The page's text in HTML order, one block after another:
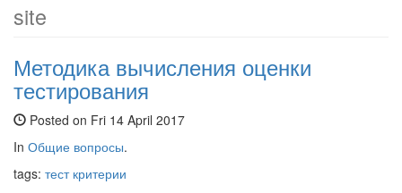
site
Методика вычисления оценки
тестирования
Posted on Fri 14 April 2017
In Общие вопросы.
tags: тест критерии